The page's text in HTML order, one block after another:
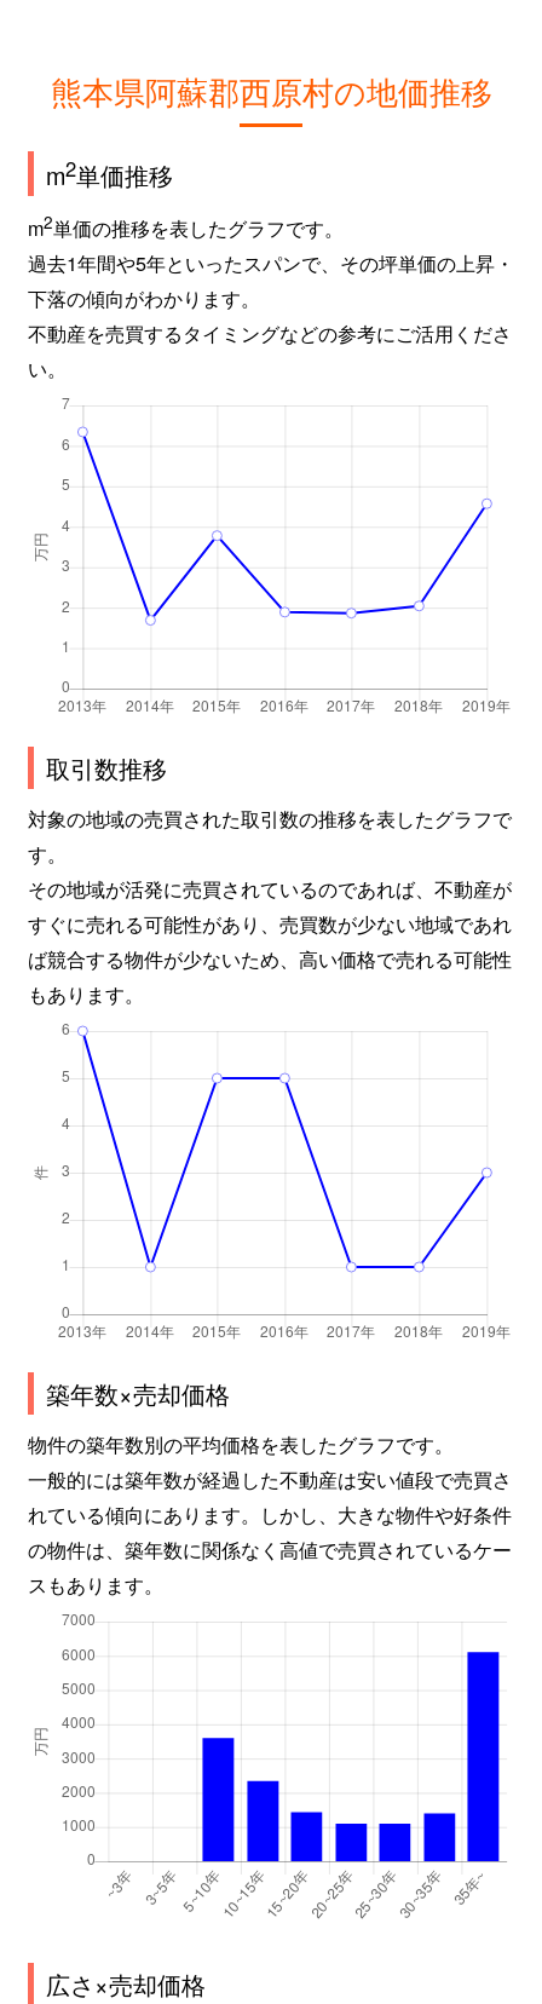
熊本県阿蘇郡西原村の地価推移
m2単価推移
m2単価の推移を表したグラフです。
過去1年間や5年といったスパンで、その坪単価の上昇・
下落の傾向がわかります。
不動産を売買するタイミングなどの参考にご活用くださ
い。
取引数推移
対象の地域の売買された取引数の推移を表したグラフで
す。
その地域が活発に売買されているのであれば、不動産が
すぐに売れる可能性があり、売買数が少ない地域であれ
ば競合する物件が少ないため、高い価格で売れる可能性
もあります。
築年数×売却価格
物件の築年数別の平均価格を表したグラフです。
一般的には築年数が経過した不動産は安い値段で売買さ
れている傾向にあります。しかし、大きな物件や好条件
の物件は、築年数に関係なく高値で売買されているケー
スもあります。
広さ×売却価格